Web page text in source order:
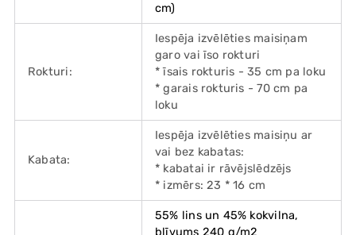
cm)
Rokturi:
Iespēja izvēlēties maisiņam
garo vai īso rokturi
* īsais rokturis - 35 cm pa loku
* garais rokturis - 70 cm pa
loku
Kabata:
Iespēja izvēlēties maisiņu ar
vai bez kabatas:
* kabatai ir rāvējslēdzējs
* izmērs: 23 * 16 cm
55% lins un 45% kokvilna,
blīvums 240 g/m2